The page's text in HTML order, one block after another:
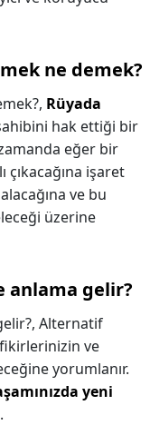
ne demek?
Rüyada
hak ettiği bir
eğer bir
işaret
ve bu
üzerine
anlama gelir?
Alternatif
ve
yorumlanır.
yeni
.